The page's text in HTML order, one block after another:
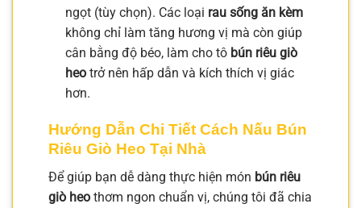
ngọt (tùy chọn). Các loại rau sống ăn kèm
không chỉ làm tăng hương vị mà còn giúp
cân bằng độ béo, làm cho tô bún riêu giò
heotrở nên hấp dẫn và kích thích vị giác
hơn.
Hướng Dẫn Chi Tiết Cách Nấu Bún
Riêu Giò Heo Tại Nhà
Để giúp bạn dễ dàng thực hiện món bún riêu
giò heo thơm ngon chuẩn vị, chúng tôi đã chia